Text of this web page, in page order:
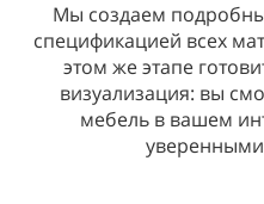
Мы создаем
спецификацией всех
этом же этапе
визуализация: вы
мебель в вашем
уверенными